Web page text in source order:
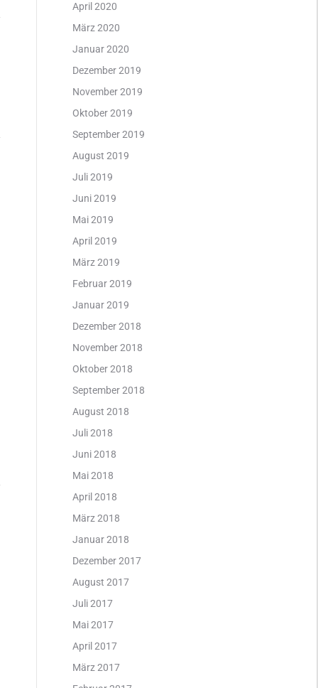
April 2020
März 2020
Januar 2020
Dezember 2019
November 2019
Oktober 2019
September 2019
August 2019
Juli 2019
Juni 2019
Mai 2019
April 2019
März 2019
Februar 2019
Januar 2019
Dezember 2018
November 2018
Oktober 2018
September 2018
August 2018
Juli 2018
Juni 2018
Mai 2018
April 2018
März 2018
Januar 2018
Dezember 2017
August 2017
Juli 2017
Mai 2017
April 2017
März 2017